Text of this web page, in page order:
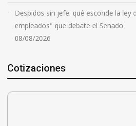
Despidos sin jefe: qué esconde la ley
empleados" que debate el Senado
08/08/2026
Cotizaciones